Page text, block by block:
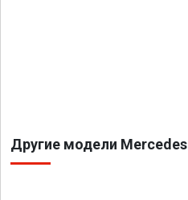
Другие модели Mercedes